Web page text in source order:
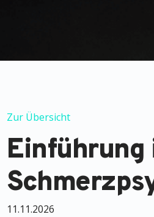
Zur Übersicht
Einführung
11.11.2026